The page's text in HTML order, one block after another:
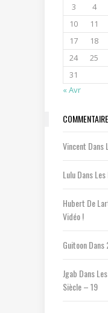
3
4
10
11
17
18
24
25
31
« Avr
Vincent Dans
LuluDans
Hubert De
Vidéo !
GuitoonDans
Jgab Dans
Siècle – 19